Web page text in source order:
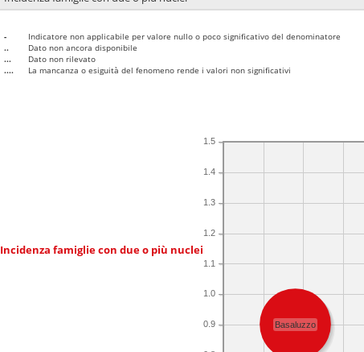
-
Indicatore non applicabile per valore nullo o poco significativo del denominatore
..
Dato non ancora disponibile
...
Dato non rilevato
....
La mancanza o esiguità del fenomeno rende i valori non significativi
Incidenza famiglie con due o più nuclei
0.9
1.0
1.1
1.2
1.3
1.4
1.5
Basaluzzo